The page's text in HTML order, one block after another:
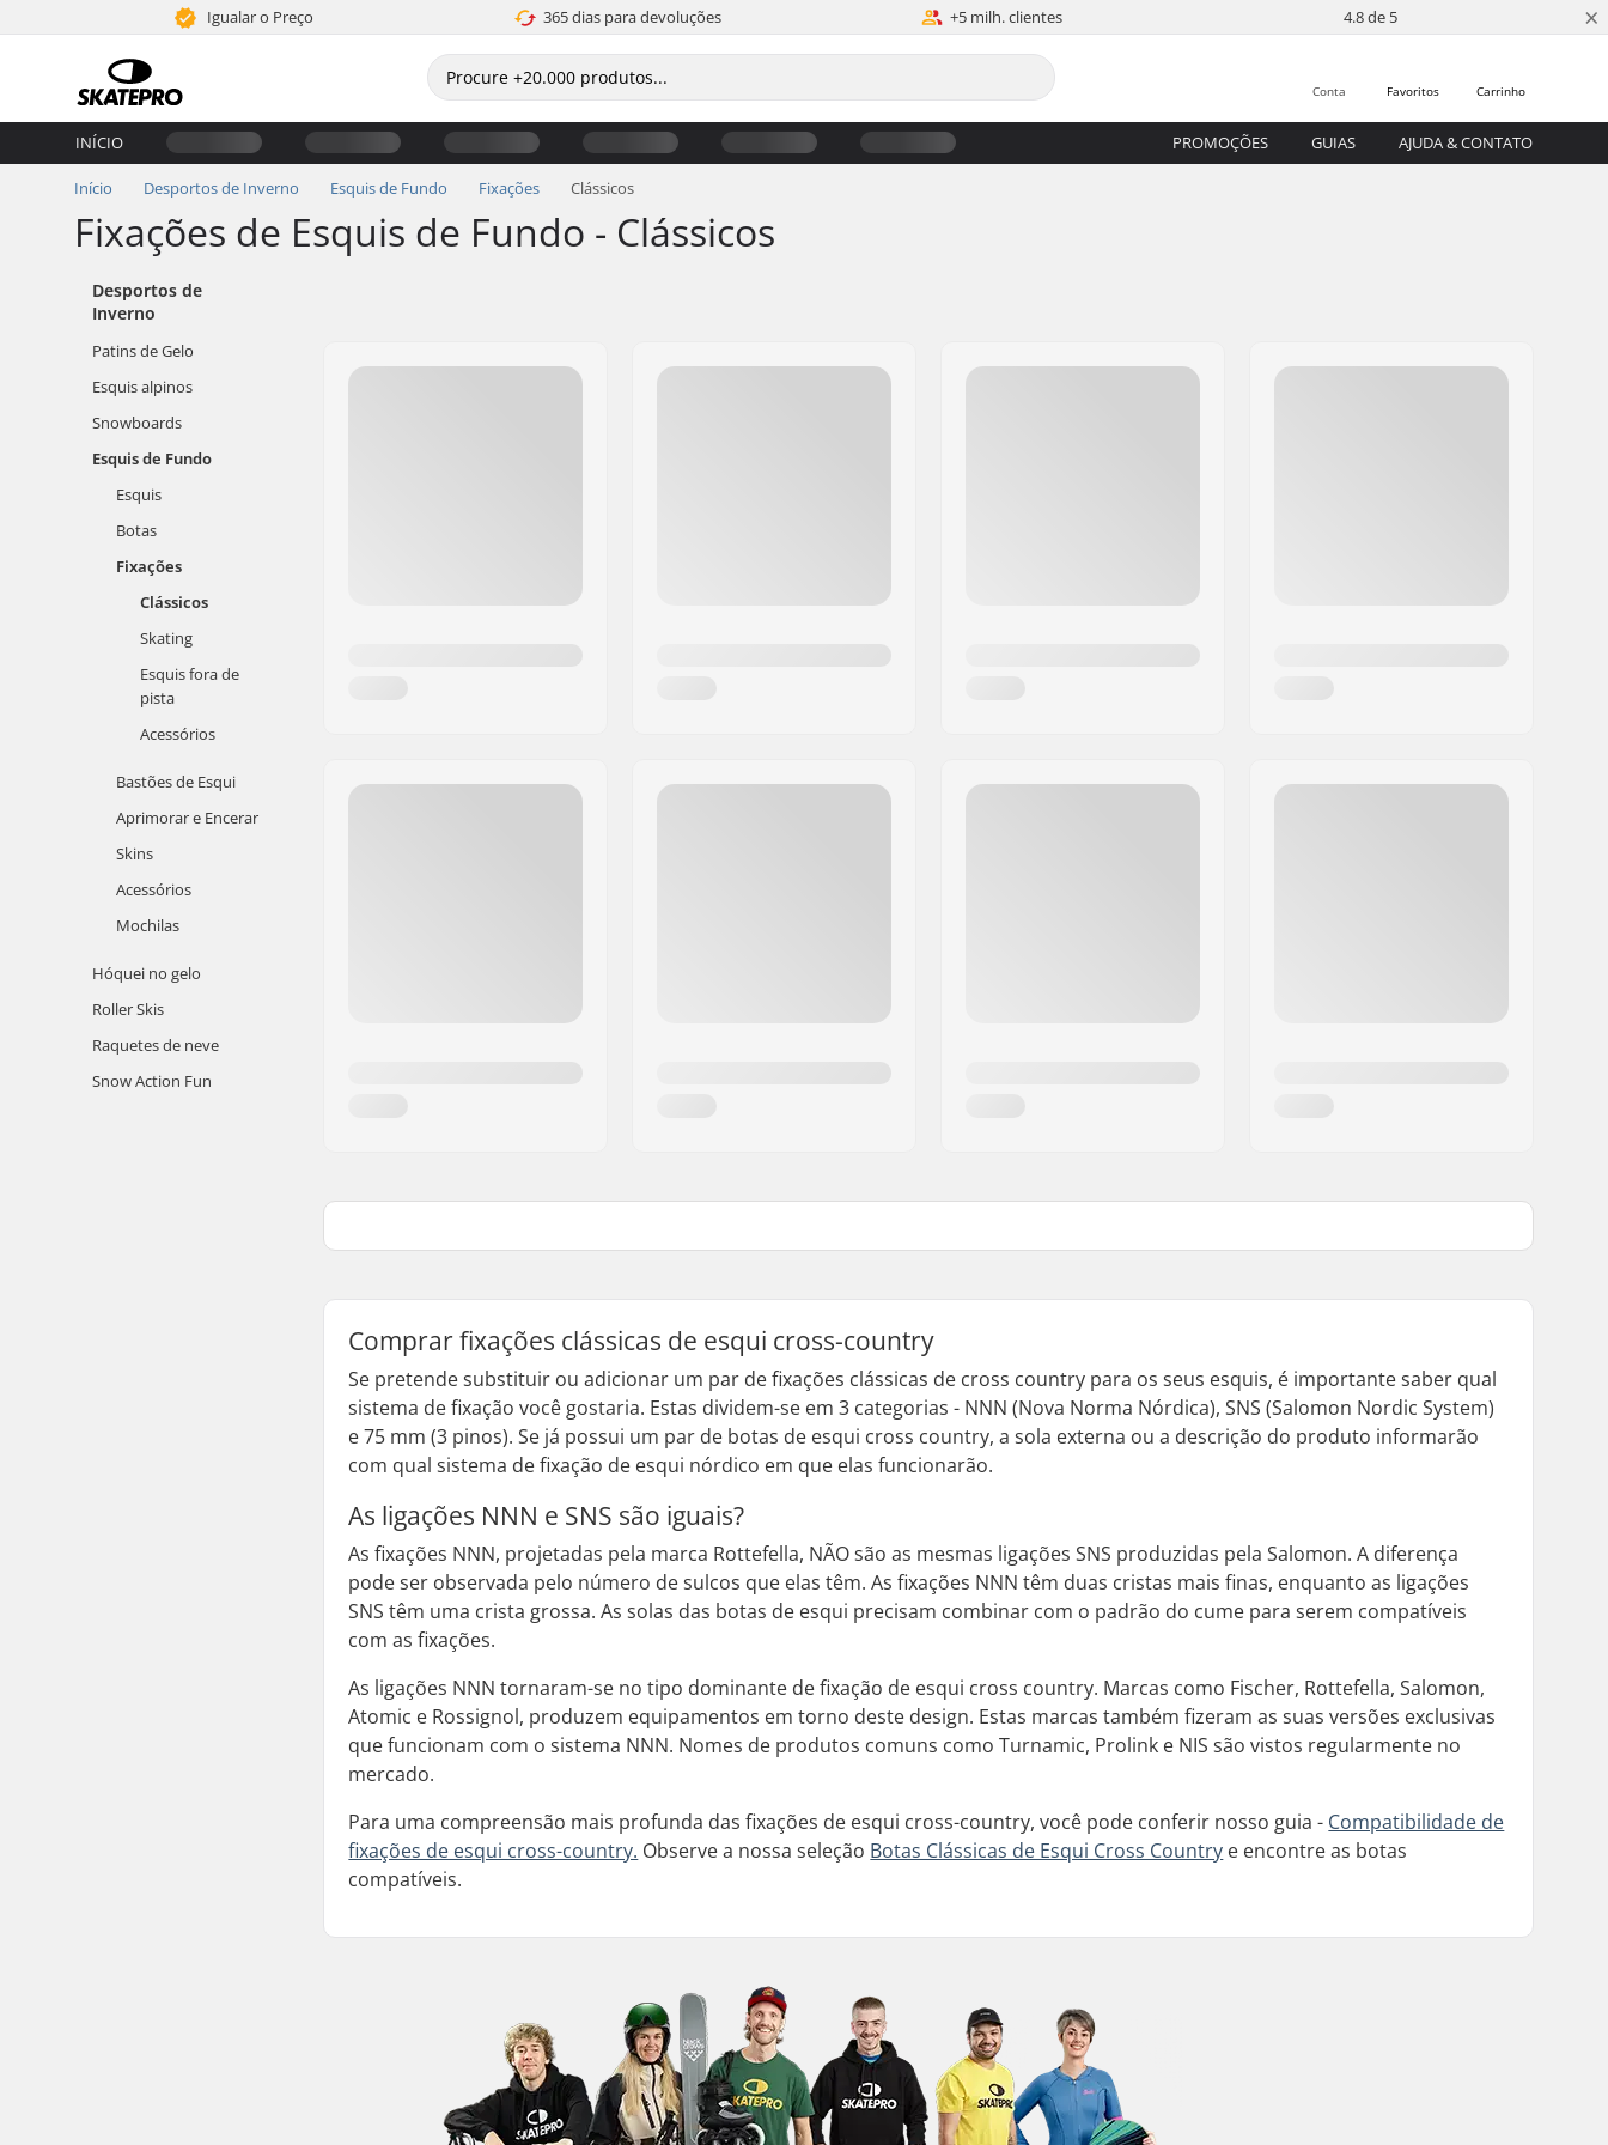
Igualar o Preço 365 dias para devoluções +5 milh. clientes 4.8 de 5 ×
Carrinho
Favoritos
Conta
INÍCIO PROMOÇÕES GUIAS AJUDA & CONTATO
Início Desportos de Inverno Esquis de Fundo Fixações Clássicos
Fixações de Esquis de Fundo - Clássicos
Desportos de
Inverno
Patins de Gelo
Esquis alpinos
Snowboards
Esquis de Fundo
Esquis
Botas
Fixações
Clássicos
Skating
Esquis fora de
pista
Acessórios
Bastões de Esqui
Aprimorar e Encerar
Skins
Acessórios
Mochilas
Hóquei no gelo
Roller Skis
Raquetes de neve
Snow Action Fun
Comprar fixações clássicas de esqui cross-country
Se pretende substituir ou adicionar um par de fixações clássicas de cross country para os seus esquis, é importante saber qual
sistema de fixação você gostaria. Estas dividem-se em 3 categorias - NNN (Nova Norma Nórdica), SNS (Salomon Nordic System)
e 75 mm (3 pinos). Se já possui um par de botas de esqui cross country, a sola externa ou a descrição do produto informarão
com qual sistema de fixação de esqui nórdico em que elas funcionarão.
As ligações NNN e SNS são iguais?
As fixações NNN, projetadas pela marca Rottefella, NÃO são as mesmas ligações SNS produzidas pela Salomon. A diferença
pode ser observada pelo número de sulcos que elas têm. As fixações NNN têm duas cristas mais finas, enquanto as ligações
SNS têm uma crista grossa. As solas das botas de esqui precisam combinar com o padrão do cume para serem compatíveis
com as fixações.
As ligações NNN tornaram-se no tipo dominante de fixação de esqui cross country. Marcas como Fischer, Rottefella, Salomon,
Atomic e Rossignol, produzem equipamentos em torno deste design. Estas marcas também fizeram as suas versões exclusivas
que funcionam com o sistema NNN. Nomes de produtos comuns como Turnamic, Prolink e NIS são vistos regularmente no
mercado.
Para uma compreensão mais profunda das fixações de esqui cross-country, você pode conferir nosso guia - Compatibilidade de
fixações de esqui cross-country. Observe a nossa seleção Botas Clássicas de Esqui Cross Country e encontre as botas
compatíveis.